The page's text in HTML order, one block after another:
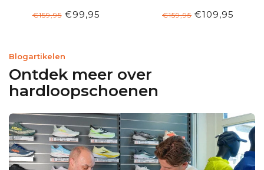
GRAY/WHITE/CAPRI
€159,95€99,95
BREEZE/CALYPSO
€159,95 €109,95
Blogartikelen
Ontdek meer over
hardloopschoenen